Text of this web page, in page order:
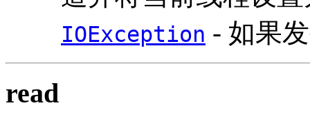
IOException - 如果
read